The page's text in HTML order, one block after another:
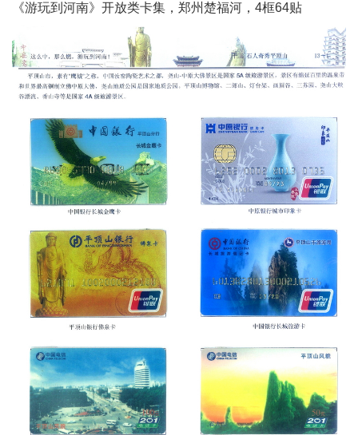
《游玩到河南》开放类卡集，郑州楚福河，4框64贴